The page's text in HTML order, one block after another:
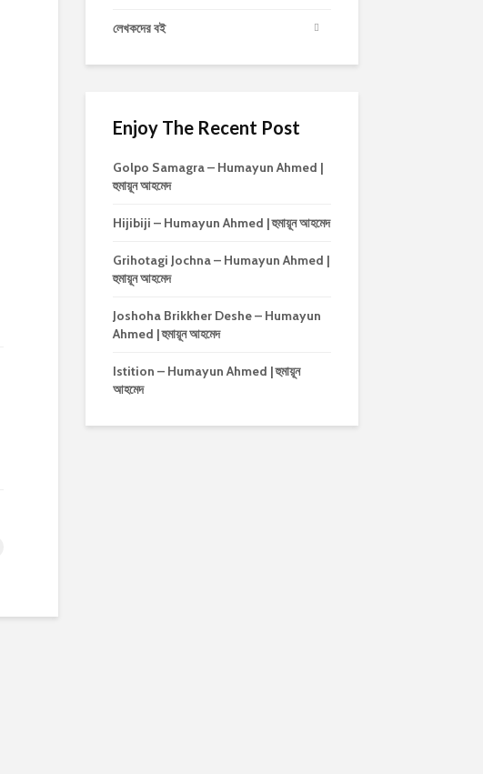
লেখকদের বই
Enjoy The Recent Post
Golpo Samagra – Humayun Ahmed |
হুমায়ূন আহমেদ
Hijibiji – Humayun Ahmed | হুমায়ূন আহমেদ
Grihotagi Jochna – Humayun Ahmed |
হুমায়ূন আহমেদ
Joshoha Brikkher Deshe – Humayun
Ahmed | হুমায়ূন আহমেদ
Istition – Humayun Ahmed | হুমায়ূন
আহমেদ